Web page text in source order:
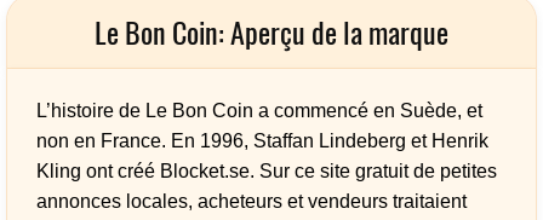
Le Bon Coin: Aperçu de la marque
L’histoire de Le Bon Coin a commencé en Suède, et
non en France. En 1996, Staffan Lindeberg et Henrik
Kling ont créé Blocket.se. Sur ce site gratuit de petites
annonces locales, acheteurs et vendeurs traitaient